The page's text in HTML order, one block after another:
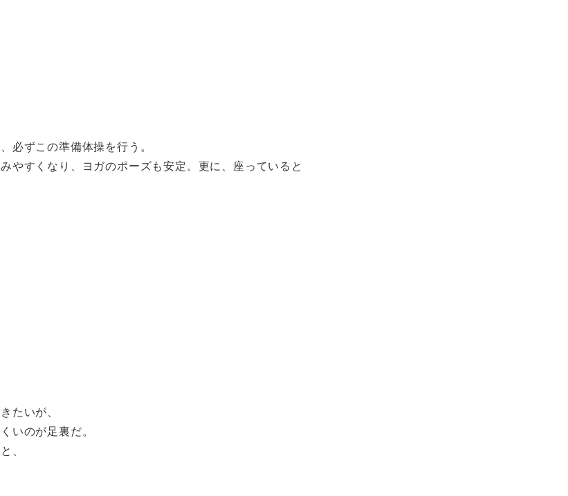
必ずこの準備体操を行う。
やすくなり、ヨガのポーズも安定。更に、座っていると
たいが、
いのが足裏だ。
、